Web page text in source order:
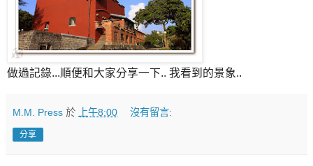
做過記錄...順便和大家分享一下.. 我看到的景象..
M.M. Press 於 上午8:00 沒有留言:
分享